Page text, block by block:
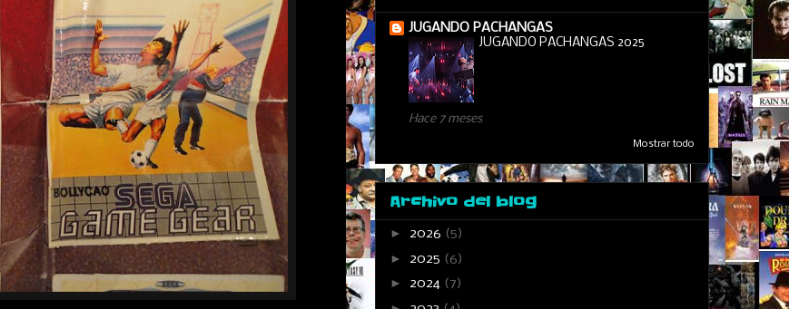
JUGANDO PACHANGAS
JUGANDO PACHANGAS 2025
Hace 7 meses
Mostrar todo
Archivo del blog
► 2026 (5)
► 2025 (6)
► 2024 (7)